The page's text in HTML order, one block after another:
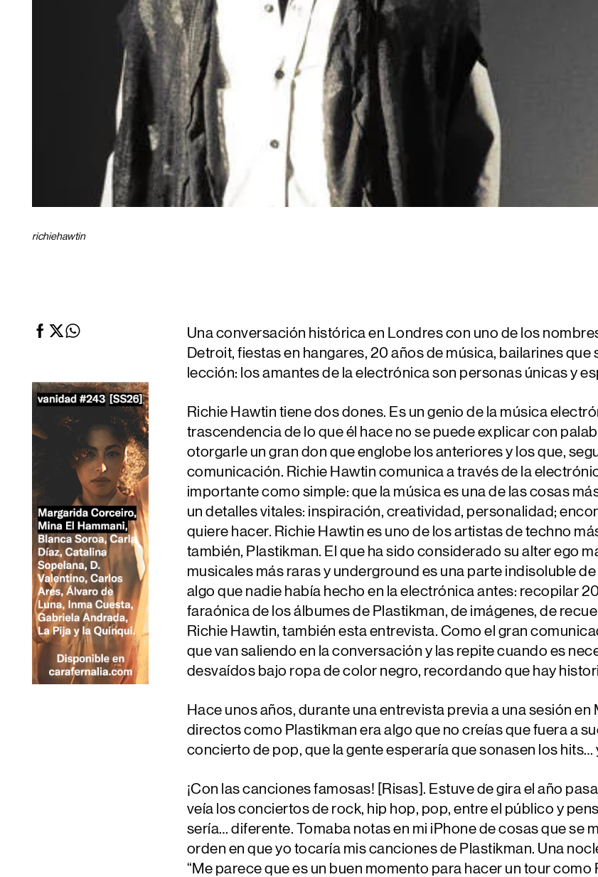
richiehawtin
Una conversación histórica en Londres con uno de los
Detroit, fiestas en hangares, 20 años de música, bailarines
lección: los amantes de la electrónica son personas únicas y
Richie Hawtin tiene dos dones. Es un genio de la música
trascendencia de lo que él hace no se puede explicar con
otorgarle un gran don que englobe los anteriores y los que,
comunicación. Richie Hawtin comunica a través de la
importante como simple: que la música es una de las cosas
un detalles vitales: inspiración, creatividad, personalidad;
quiere hacer. Richie Hawtin es uno de los artistas de techno
también, Plastikman. El que ha sido considerado su alter ego
musicales más raras y underground es una parte indisoluble
algo que nadie había hecho en la electrónica antes: recopilar
faraónica de los álbumes de Plastikman, de imágenes, de
Richie Hawtin, también esta entrevista. Como el gran
que van saliendo en la conversación y las repite cuando es
desvaídos bajo ropa de color negro, recordando que hay
Hace unos años, durante una entrevista previa a una sesión
directos como Plastikman era algo que no creías que fuera a
concierto de pop, que la gente esperaría que sonasen los
¡Con las canciones famosas! [Risas]. Estuve de gira el año
veía los conciertos de rock, hip hop, pop, entre el público y
sería… diferente. Tomaba notas en mi iPhone de cosas que se
orden en que yo tocaría mis canciones de Plastikman. Una
“Me parece que es un buen momento para hacer un tour como